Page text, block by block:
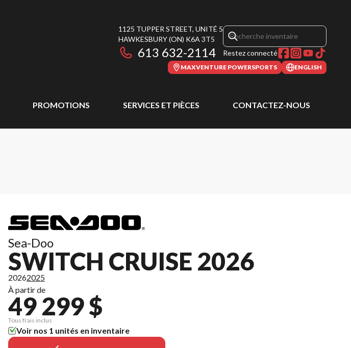
1125 TUPPER STREET, UNITÉ 5
HAWKESBURY(ON) K6A 3T5
613 632-2114 Restez connecté
MAXVENTURE POWERSPORTS ENGLISH
PROMOTIONS SERVICES ET PIÈCES CONTACTEZ-NOUS
Sea-Doo
SWITCH CRUISE 2026
20262025
À partir de
49 299 $
Tous frais inclus
Voir nos 1 unités en inventaire